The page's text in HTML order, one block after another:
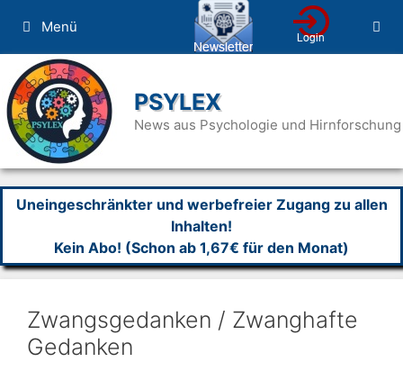
Inhalt
springen
Menü
PSYLEX
News aus Psychologie und Hirnforschung
Uneingeschränkter und werbefreier Zugang zu allen
Inhalten!
Kein Abo! (Schon ab 1,67€ für den Monat)
Zwangsgedanken / Zwanghafte
Gedanken